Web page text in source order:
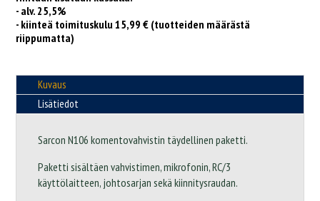
- alv. 25,5%
- kiinteä toimituskulu 15,99 € (tuotteiden määrästä
riippumatta)
Kuvaus
Lisätiedot
Sarcon N106 komentovahvistin täydellinen paketti.
Paketti sisältäen vahvistimen, mikrofonin, RC/3
käyttölaitteen, johtosarjan sekä kiinnitysraudan.